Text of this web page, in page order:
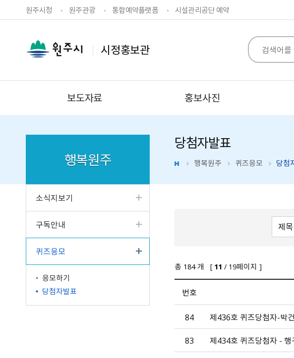
원주시청 원주관광 통합예약플랫폼 시설관리공단 예약
시정홍보관
보도자료 홍보사진
홈페이지가이드
행복원주
소식지보기
구독안내
퀴즈응모
응모하기
당첨자발표
당첨자발표
행복원주 퀴즈응모 당첨
총 184개 [ 11 / 19페이지 ]
번호
84 제436호 퀴즈당첨자-박
83
제434호 퀴즈당첨자 -